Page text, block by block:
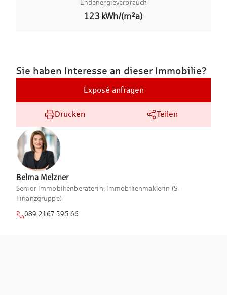
Endenergieverbrauch
123 kWh/(m²a)
Sie haben Interesse an dieser Immobilie?
Exposé anfragen
Drucken Teilen
Belma Melzner
Senior Immobilienberaterin, Immobilienmaklerin (S-
Finanzgruppe)
089 2167 595 66